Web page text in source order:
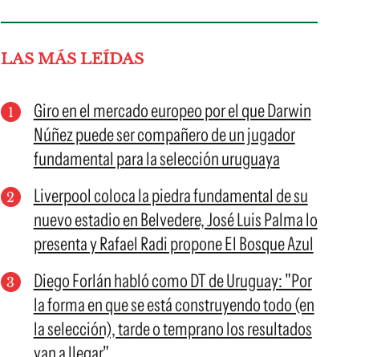
LAS MÁS LEÍDAS
Giro en el mercado europeo por el que Darwin
Núñez puede ser compañero de un jugador
fundamental para la selección uruguaya
Liverpool coloca la piedra fundamental de su
nuevo estadio en Belvedere, José Luis Palma lo
presenta y Rafael Radi propone El Bosque Azul
Diego Forlán habló como DT de Uruguay: "Por
la forma en que se está construyendo todo (en
la selección), tarde o temprano los resultados